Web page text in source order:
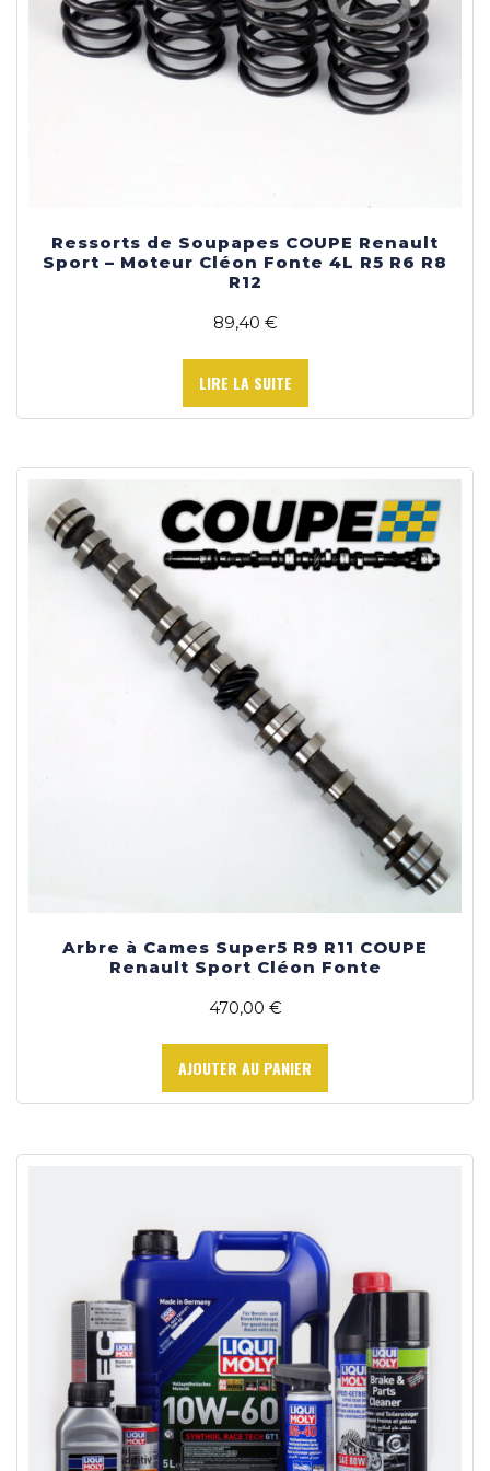
Ressorts de Soupapes COUPE Renault
Sport – Moteur Cléon Fonte 4L R5 R6 R8
R12
89,40 €
LIRE LA SUITE
Arbre à Cames Super5 R9 R11 COUPE
Renault Sport Cléon Fonte
470,00 €
AJOUTER AU PANIER